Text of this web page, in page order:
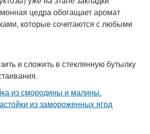
цедра обогащает аромат
которые сочетаются с любыми
и сложить в стеклянную бутылку